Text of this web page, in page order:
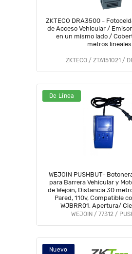
ZKTECO DRA3500 -
de Acceso Vehicular /
en un mismo lado /
metros lineales
ZKTECO / ZTA151021 /
De Línea
WEJOIN PUSHBUT-
para Barrera Vehicular y
de Wejoin, Distancia 30
Pared, 110v, Compatible
WJBRR01, Apertura/
WEJOIN / 77312 /
Nuevo